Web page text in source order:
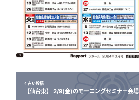
古い投稿
【仙台東】 2/9(金)のモーニングセミナー会